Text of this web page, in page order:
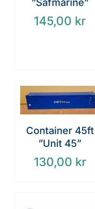
”Safmarine”
145,00 kr
Container 45ft
”Unit 45”
130,00 kr